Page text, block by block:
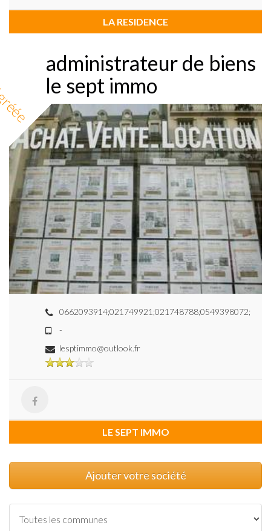
LA RESIDENCE
administrateur de biens
le sept immo
0662093914;021749921;021748788;0549398072;
-
lesptimmo@outlook.fr
LE SEPT IMMO
Ajouter votre société